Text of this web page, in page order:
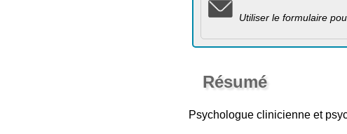
Utiliser le formulaire
Résumé
Psychologue clinicienne et